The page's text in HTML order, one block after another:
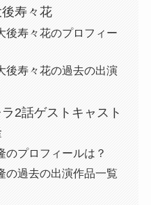
寿々花
後寿々花のプロフィー
後寿々花の過去の出演
2話ゲストキャスト
のプロフィールは？
の過去の出演作品一覧